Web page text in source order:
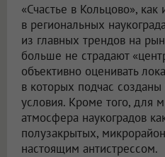
«Счастье в Кольцово»,
в региональных
из главных трендов на
больше не страдают
объективно оценивать
в которых подчас
условия. Кроме того, для
атмосфера наукоградов
полузакрытых,
настоящим антистрессом.